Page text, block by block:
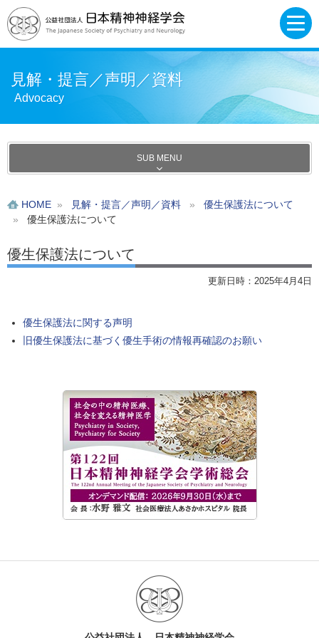
見解・提言／声明／資料
Advocacy
SUB MENU
HOME » 見解・提言／声明／資料 »
優生保護法について
»
優生保護法について
優生保護法について
更新日時：2025年4月4日
優生保護法に関する声明
旧優生保護法に基づく優生手術の情報再確認のお願い